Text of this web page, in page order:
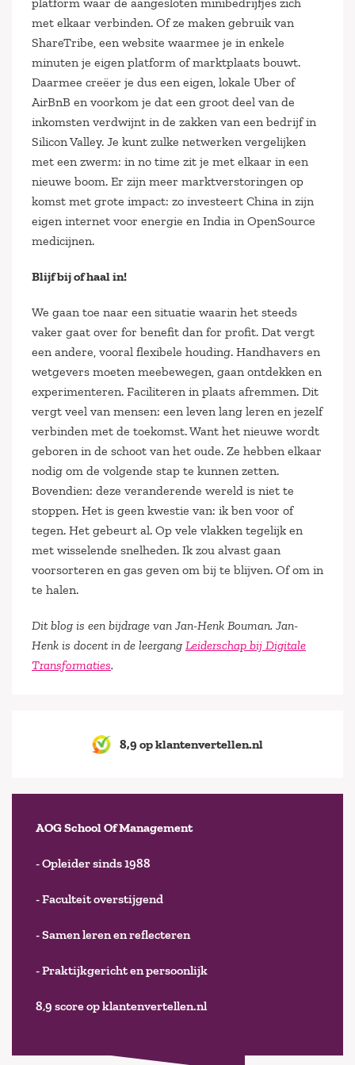
met elkaar verbinden. Of ze maken gebruik van
ShareTribe, een website waarmee je in enkele
minuten je eigen platform of marktplaats bouwt.
Daarmee creëer je dus een eigen, lokale Uber of
AirBnB en voorkom je dat een groot deel van de
inkomsten verdwijnt in de zakken van een bedrijf in
Silicon Valley. Je kunt zulke netwerken vergelijken
met een zwerm: in no time zit je met elkaar in een
nieuwe boom. Er zijn meer marktverstoringen op
komst met grote impact: zo investeert China in zijn
eigen internet voor energie en India in OpenSource
medicijnen.
Blijf bij of haal in!
We gaan toe naar een situatie waarin het steeds
vaker gaat over for benefit dan for profit. Dat vergt
een andere, vooral flexibele houding. Handhavers en
wetgevers moeten meebewegen, gaan ontdekken en
experimenteren. Faciliteren in plaats afremmen. Dit
vergt veel van mensen: een leven lang leren en jezelf
verbinden met de toekomst. Want het nieuwe wordt
geboren in de schoot van het oude. Ze hebben elkaar
nodig om de volgende stap te kunnen zetten.
Bovendien: deze veranderende wereld is niet te
stoppen. Het is geen kwestie van: ik ben voor of
tegen. Het gebeurt al. Op vele vlakken tegelijk en
met wisselende snelheden. Ik zou alvast gaan
voorsorteren en gas geven om bij te blijven. Of om in
te halen.
Dit blog is een bijdrage van Jan-Henk Bouman. Jan-
Henk is docent in de leergangLeiderschap bij Digitale
Transformaties.
8,9 op klantenvertellen.nl
AOG School Of Management
- Opleider sinds 1988
- Faculteit overstijgend
- Samen leren en reflecteren
- Praktijkgericht en persoonlijk
8,9 score op klantenvertellen.nl